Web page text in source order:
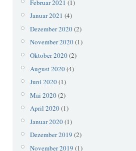
Februar 2021 (1)
Januar 2021 (4)
Dezember 2020(2)
November 2020(1)
Oktober 2020(2)
August 2020(4)
Juni 2020(1)
Mai 2020(2)
April 2020(1)
Januar 2020(1)
Dezember 2019 (2)
November 2019 (1)